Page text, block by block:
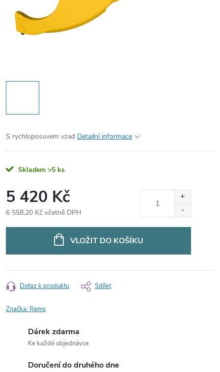
S rychloposuvem vzad Detailní informace
Skladem >5 ks
5 420 Kč
6 558,20 Kč včetně DPH
VLOŽIT DO KOŠÍKU
Dotaz k produktu Sdílet
Značka: Rems
Dárek zdarma
Ke každé objednávce
Doručení do druhého dne